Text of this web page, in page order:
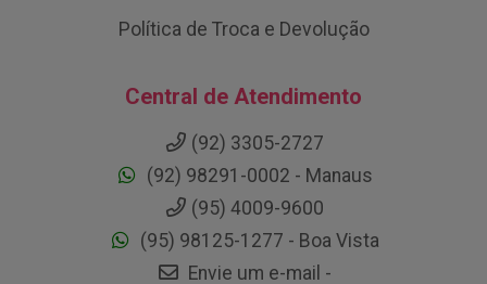
Política de Troca e Devolução
Central de Atendimento
(92) 3305-2727
(92) 98291-0002 - Manaus
(95) 4009-9600
(95) 98125-1277 - Boa Vista
Envie um e-mail -